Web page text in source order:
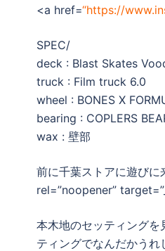
<a href=“https://
SPEC/
deck : Blast Skates
truck : Film truck 6.0
wheel : BONES X
bearing : COPLERS
wax : 壁部
前に千葉ストアに遊び
rel=”noopener”
本木地のセッティングを
ティングでなんだかうれ